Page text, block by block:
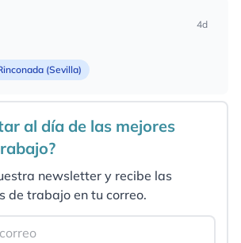
4d
(Sevilla)
al día de las mejores
newsletter y recibe las
de trabajo en tu correo.